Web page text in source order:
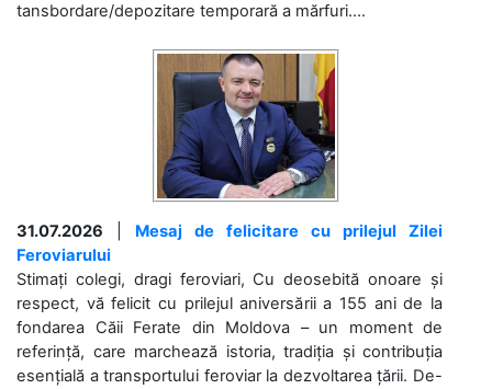
tansbordare/depozitare temporară a mărfuri....
31.07.2026
Mesaj de felicitare cu prilejul Zilei
Feroviarului
Stimați colegi, dragi feroviari, Cu deosebită onoare și
respect, vă felicit cu prilejul aniversării a 155 ani de la
fondarea Căii Ferate din Moldova – un moment de
referință, care marchează istoria, tradiția și contribuția
esențială a transportului feroviar la dezvoltarea țării. De-